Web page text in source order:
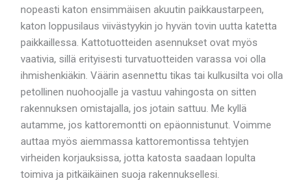
nopeasti katon ensimmäisen akuutin paikkaustarpeen,
katon loppusilaus viivästyykin jo hyvän tovin uutta katetta
paikkaillessa. Kattotuotteiden asennukset ovat myös
vaativia, sillä erityisesti turvatuotteiden varassa voi olla
ihmishenkiäkin. Väärin asennettu tikas tai kulkusilta voi olla
petollinen nuohoojalle ja vastuu vahingosta on sitten
rakennuksen omistajalla, jos jotain sattuu. Me kyllä
autamme, jos kattoremontti on epäonnistunut. Voimme
auttaa myös aiemmassa kattoremontissa tehtyjen
virheiden korjauksissa, jotta katosta saadaan lopulta
toimiva ja pitkäikäinen suoja rakennuksellesi.